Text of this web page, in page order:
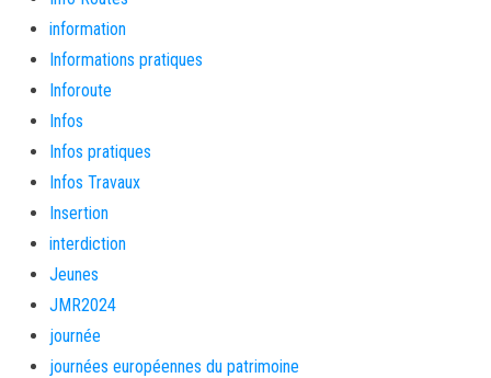
information
Informations pratiques
Inforoute
Infos
Infos pratiques
Infos Travaux
Insertion
interdiction
Jeunes
JMR2024
journée
journées européennes du patrimoine